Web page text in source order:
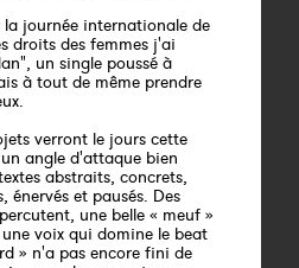
la journée internationale de
droits des femmes j'ai
un single poussé à
à tout de même prendre
verront le jours cette
angle d'attaque bien
abstraits, concrets,
énervés et pausés. Des
une belle « meuf »
voix qui domine le beat
» n'a pas encore fini de